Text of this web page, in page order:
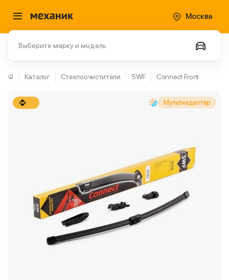
Москва
Выберите марку и модель
Каталог Стеклоочистители SWF Connect Front
Мультиадаптер